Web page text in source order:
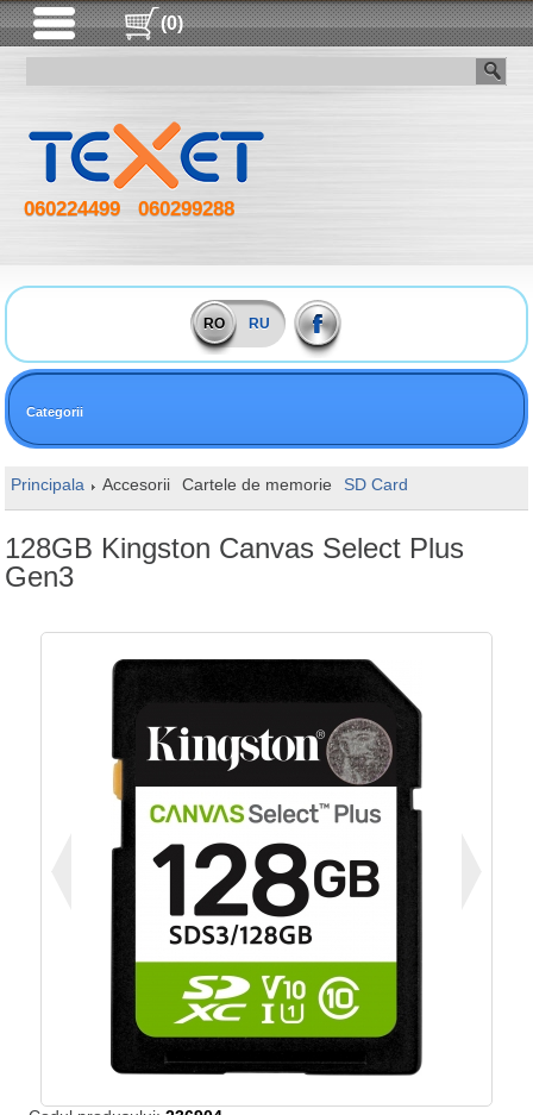
(0)
060224499 060299288
RO RU
Categorii
Principala Accesorii Cartele de memorie SD Card
128GB Kingston Canvas Select Plus
Gen3